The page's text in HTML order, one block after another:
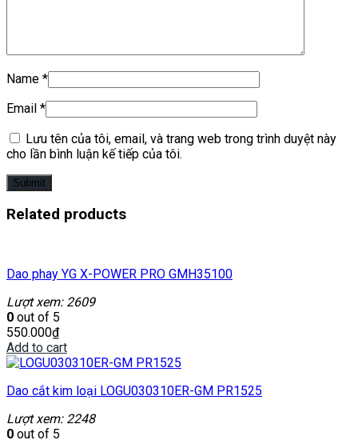
Name *
Email *
Lưu tên của tôi, email, và trang web trong trình duyệt này
cho lần bình luận kế tiếp của tôi.
Related products
Dao phay YG X-POWER PRO GMH35100
Lượt xem: 2609
0 out of 5
550.000₫
Add to cart
Dao cắt kim loại LOGU030310ER-GM PR1525
Lượt xem: 2248
0 out of 5